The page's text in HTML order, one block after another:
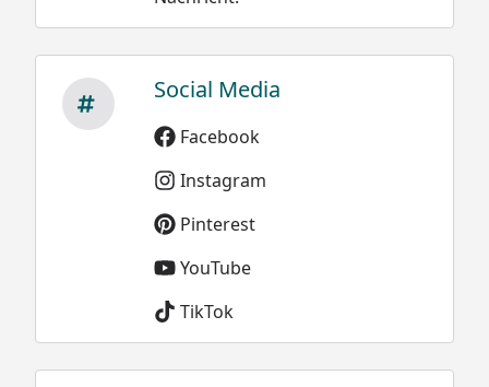
Social Media
Facebook
Instagram
Pinterest
YouTube
TikTok